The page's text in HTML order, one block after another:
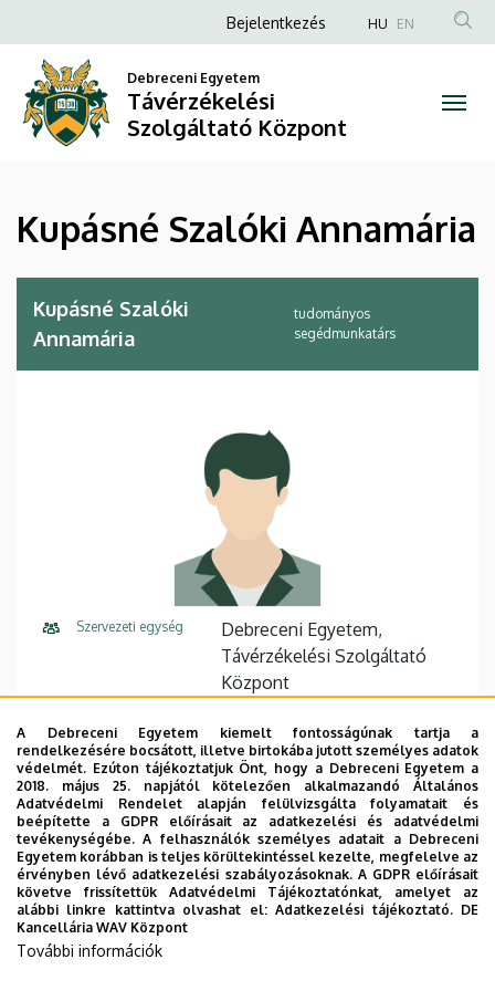
Szalóki
Annamária
Távérzékelési
Szolgáltató
Központ
a
tartalomra
Anonim
fiók
menüje
Bejelentkezés HU EN
Debreceni Egyetem
Távérzékelési
Szolgáltató Központ
Kupásné Szalóki Annamária
Kupásné Szalóki
Annamária
tudományos
segédmunkatárs
Szervezeti egység
Debreceni Egyetem,
Távérzékelési Szolgáltató
Központ
+36 52 512 900
E-mail cím szaloki.annamaria@unideb.hu
Cím
4032 Debrecen Böszörményi
út 138
Épület GTK Mag-Ház
Emelet, ajtó
A Debreceni Egyetem kiemelt fontosságúnak tartja a
rendelkezésére bocsátott, illetve birtokába jutott személyes adatok
védelmét. Ezúton tájékoztatjuk Önt, hogy a Debreceni Egyetem a
2018. május 25. napjától kötelezően alkalmazandó Általános
Adatvédelmi Rendelet alapján felülvizsgálta folyamatait és
beépítette a GDPR előírásait az adatkezelési és adatvédelmi
tevékenységébe. A felhasználók személyes adatait a Debreceni
Egyetem korábban is teljes körültekintéssel kezelte, megfelelve az
érvényben lévő adatkezelési szabályozásoknak. A GDPR előírásait
követve frissítettük Adatvédelmi Tájékoztatónkat, amelyet az
alábbi linkre kattintva olvashat el:Adatkezelési tájékoztató. DE
Kancellária WAV Központ
További információk